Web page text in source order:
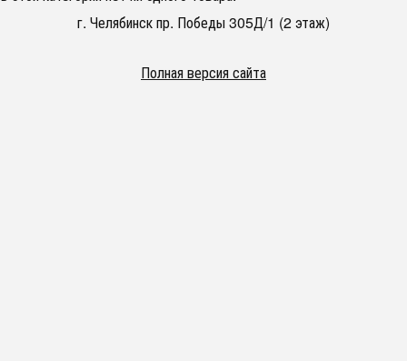
г. Челябинск пр. Победы 305Д/1 (2 этаж)
Полная версия сайта